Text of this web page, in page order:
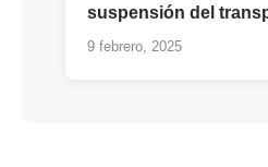
suspensión del
9 febrero, 2025